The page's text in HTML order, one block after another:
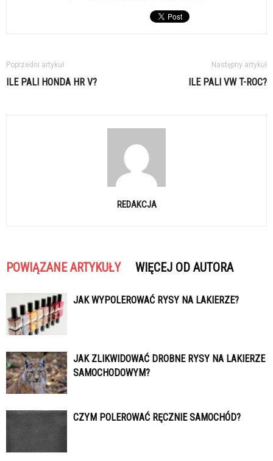
Poprzedni artykuł
ILE PALI HONDA HR V?
Następny artykuł
ILE PALI VW T-ROC?
REDAKCJA
POWIĄZANE ARTYKUŁY WIĘCEJ OD AUTORA
JAK WYPOLEROWAĆ RYSY NA LAKIERZE?
JAK ZLIKWIDOWAĆ DROBNE RYSY NA LAKIERZE
SAMOCHODOWYM?
CZYM POLEROWAĆ RĘCZNIE SAMOCHÓD?